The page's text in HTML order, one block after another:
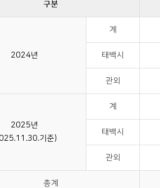
구분
2024년
계
태백시
관외
2025년
기준)
계
태백시
관외
총계